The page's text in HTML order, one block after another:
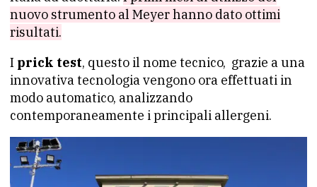
nuovo strumento al Meyer hanno dato ottimi
risultati.
I prick test, questo il nome tecnico, grazie a una
innovativa tecnologia vengono ora effettuati in
modo automatico, analizzando
contemporaneamente i principali allergeni.